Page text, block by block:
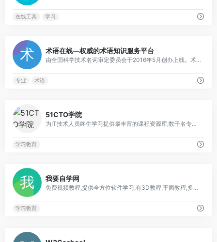
在线工具 学习
术语在线—权威的术语知识服务平台
由全国科学技术名词审定委员会于2016年5月创办上线。术语在线以建立规范术语的“数据中心”“应用中心”和“服务中心”为目标
专业 术语
51CTO学院
为IT技术人员终生学习提供最丰富的课程资源库,数千名专业讲师和大厂工程师倾力分享了数万门在线视频课程,几乎覆盖了IT技术的各个领域:java、python、php、...
学习教育
我要自学网
免费视频教程,提供全方位软件学习,有3D教程,平面教程,多媒体制作教程,办公信息化教程,机械设计教程,网站制作教程,电脑培训
学习教育